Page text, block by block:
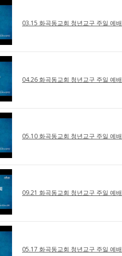
03.15 화곡동교회 청년교구 주일 예배
04.26 화곡동교회 청년교구 주일 예배
05.10 화곡동교회 청년교구 주일 예배
09.21 화곡동교회 청년교구 주일 예배
05.17 화곡동교회 청년교구 주일 예배